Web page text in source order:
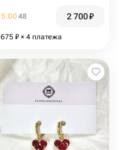
5.0048 2 700₽
675 ₽ × 4 платежа